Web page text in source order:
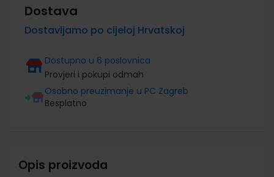
Dostava
Dostavljamo po cijeloj Hrvatskoj
Dostupno u 6 poslovnica
Provjeri i pokupi odmah
Osobno preuzimanje u PC Zagreb
Besplatno
Opis proizvoda